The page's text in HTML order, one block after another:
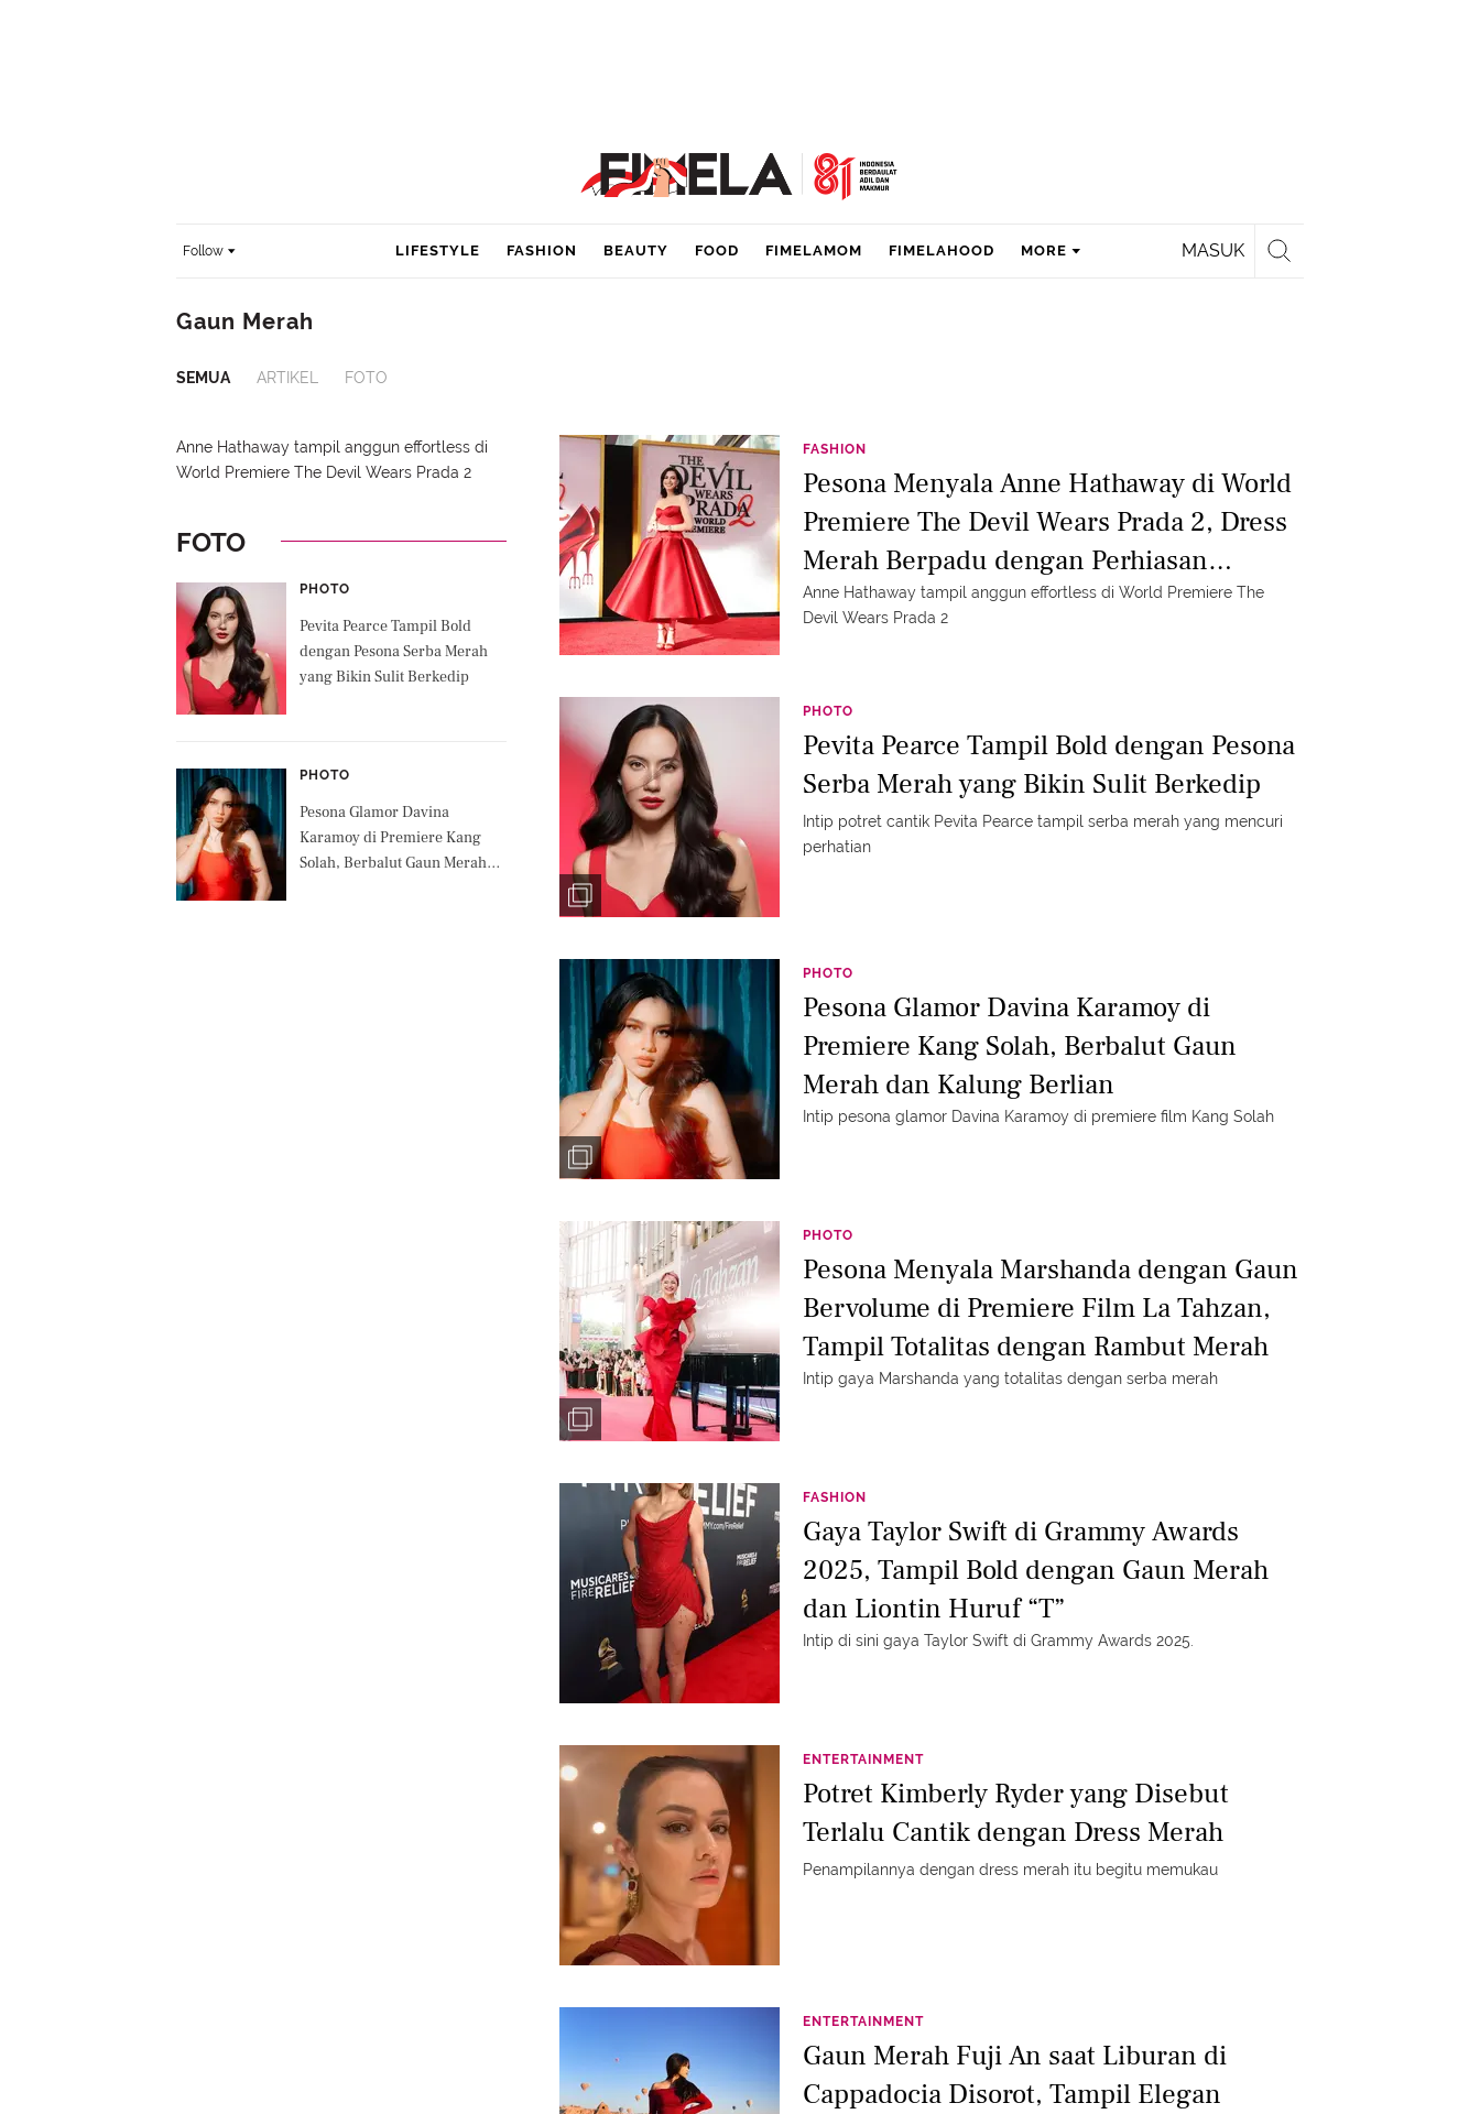
Follow MASUK
LIFESTYLE FASHION BEAUTY FOOD FIMELAMOM FIMELAHOOD MORE
Gaun Merah
SEMUA ARTIKEL FOTO
Anne Hathaway tampil anggun effortless di
World Premiere The Devil Wears Prada 2
FOTO
PHOTO
Pevita Pearce Tampil Bold
dengan Pesona Serba Merah
yang Bikin Sulit Berkedip
PHOTO
Pesona Glamor Davina
Karamoy di Premiere Kang
Solah, Berbalut Gaun Merah
FASHION
Pesona Menyala Anne Hathaway di World
Premiere The Devil Wears Prada 2, Dress
Merah Berpadu dengan Perhiasan
Bvlgari
Anne Hathaway tampil anggun effortless di World Premiere The
Devil Wears Prada 2
PHOTO
Pevita Pearce Tampil Bold dengan Pesona
Serba Merah yang Bikin Sulit Berkedip
Intip potret cantik Pevita Pearce tampil serba merah yang mencuri
perhatian
PHOTO
Pesona Glamor Davina Karamoy di
Premiere Kang Solah, Berbalut Gaun
Merah dan Kalung Berlian
Intip pesona glamor Davina Karamoy di premiere film Kang Solah
PHOTO
Pesona Menyala Marshanda dengan Gaun
Bervolume di Premiere Film La Tahzan,
Tampil Totalitas dengan Rambut Merah
Intip gaya Marshanda yang totalitas dengan serba merah
FASHION
Gaya Taylor Swift di Grammy Awards
2025, Tampil Bold dengan Gaun Merah
dan Liontin Huruf “T”
Intip di sini gaya Taylor Swift di Grammy Awards 2025.
ENTERTAINMENT
Potret Kimberly Ryder yang Disebut
Terlalu Cantik dengan Dress Merah
Penampilannya dengan dress merah itu begitu memukau
ENTERTAINMENT
Gaun Merah Fuji An saat Liburan di
Cappadocia Disorot, Tampil Elegan